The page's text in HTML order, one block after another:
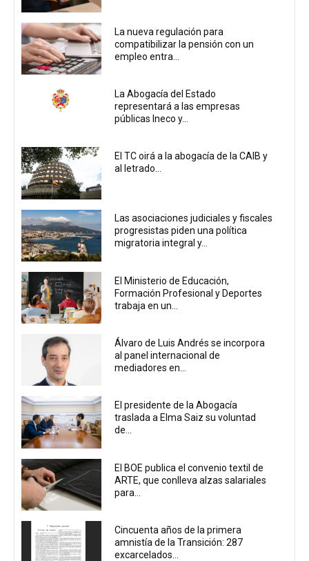
La nueva regulación para
compatibilizar la pensión con un
empleo entra...
La Abogacía del Estado
representará a las empresas
públicas Ineco y...
El TC oirá a la abogacía de la CAIB y
al letrado...
Las asociaciones judiciales y fiscales
progresistas piden una política
migratoria integral y...
El Ministerio de Educación,
Formación Profesional y Deportes
trabaja en un...
Álvaro de Luis Andrés se incorpora
al panel internacional de
mediadores en...
El presidente de la Abogacía
traslada a Elma Saiz su voluntad
de...
El BOE publica el convenio textil de
ARTE, que conlleva alzas salariales
para...
Cincuenta años de la primera
amnistía de la Transición: 287
excarcelados...